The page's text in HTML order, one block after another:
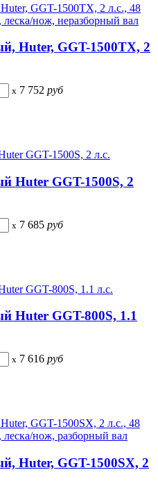
Huter, GGT-1500TX, 2
x 7 752 руб
Huter GGT-1500S, 2
x 7 685 руб
Huter GGT-800S, 1.1
x 7 616 руб
Huter, GGT-1500SX, 2